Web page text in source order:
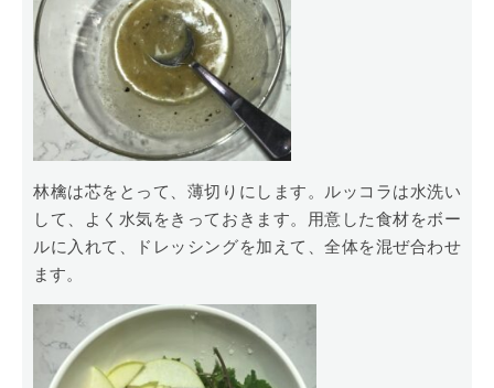
林檎は芯をとって、薄切りにします。ルッコラは水洗い
して、よく水気をきっておきます。用意した食材をボー
ルに入れて、ドレッシングを加えて、全体を混ぜ合わせ
ます。